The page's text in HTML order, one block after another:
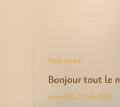
Non classé
Bonjour tout le
admin2712/ 17 juin 2024